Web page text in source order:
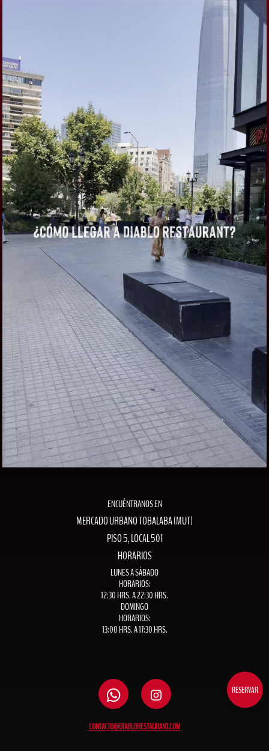
RESERVAR
ENCUÉNTRANOS EN
MERCADO URBANO TOBALABA (MUT)
PISO 5, LOCAL 501
HORARIOS
LUNES A SÁBADO
HORARIOS:
12:30 HRS. A 22:30 HRS.
DOMINGO
HORARIOS:
13:00 HRS. A 17:30 HRS.
CONTACTO@DIABLORESTAURANT.COM